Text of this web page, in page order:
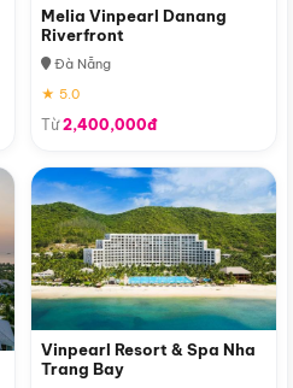
Melia Vinpearl Danang
Riverfront
Đà Nẵng
★ 5.0
Từ2,400,000đ
Vinpearl Resort & Spa Nha
Trang Bay